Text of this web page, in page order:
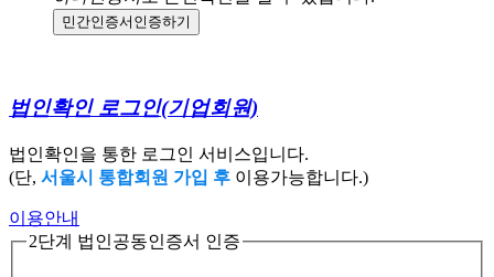
민간인증서 인증하기
법인확인 로그인(기업회원)
법인확인을 통한 로그인 서비스입니다.
(단, 서울시 통합회원 가입 후 이용가능합니다.)
이용안내
2단계 법인공동인증서 인증